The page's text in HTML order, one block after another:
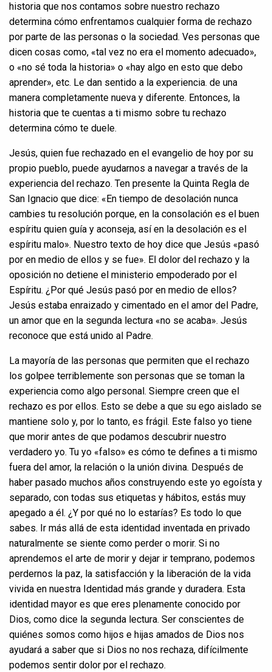
historia que nos contamos sobre nuestro rechazo
determina cómo enfrentamos cualquier forma de rechazo
por parte de las personas o la sociedad. Ves personas que
dicen cosas como, «tal vez no era el momento adecuado»,
o «no sé toda la historia» o «hay algo en esto que debo
aprender», etc. Le dan sentido a la experiencia. de una
manera completamente nueva y diferente. Entonces, la
historia que te cuentas a ti mismo sobre tu rechazo
determina cómo te duele.
Jesús, quien fue rechazado en el evangelio de hoy por su
propio pueblo, puede ayudarnos a navegar a través de la
experiencia del rechazo. Ten presente la Quinta Regla de
San Ignacio que dice: «En tiempo de desolación nunca
cambies tu resolución porque, en la consolación es el buen
espíritu quien guía y aconseja, así en la desolación es el
espíritu malo». Nuestro texto de hoy dice que Jesús «pasó
por en medio de ellos y se fue». El dolor del rechazo y la
oposición no detiene el ministerio empoderado por el
Espíritu. ¿Por qué Jesús pasó por en medio de ellos?
Jesús estaba enraizado y cimentado en el amor del Padre,
un amor que en la segunda lectura «no se acaba». Jesús
reconoce que está unido al Padre.
La mayoría de las personas que permiten que el rechazo
los golpee terriblemente son personas que se toman la
experiencia como algo personal. Siempre creen que el
rechazo es por ellos. Esto se debe a que su ego aislado se
mantiene solo y, por lo tanto, es frágil. Este falso yo tiene
que morir antes de que podamos descubrir nuestro
verdadero yo. Tu yo «falso» es cómo te defines a ti mismo
fuera del amor, la relación o la unión divina. Después de
haber pasado muchos años construyendo este yo egoísta y
separado, con todas sus etiquetas y hábitos, estás muy
apegado a él. ¿Y por qué no lo estarías? Es todo lo que
sabes. Ir más allá de esta identidad inventada en privado
naturalmente se siente como perder o morir. Si no
aprendemos el arte de morir y dejar ir temprano, podemos
perdernos la paz, la satisfacción y la liberación de la vida
vivida en nuestra Identidad más grande y duradera. Esta
identidad mayor es que eres plenamente conocido por
Dios, como dice la segunda lectura. Ser conscientes de
quiénes somos como hijos e hijas amados de Dios nos
ayudará a saber que si Dios no nos rechaza, difícilmente
podemos sentir dolor por el rechazo.